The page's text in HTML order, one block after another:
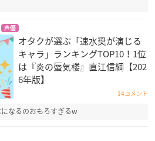
声優
オタクが選ぶ「速水奨が演じる
キャラ」ランキングTOP10！1位
は『炎の蜃気楼』直江信綱【202
6年版】
14コメント
なるのおもろすぎるw